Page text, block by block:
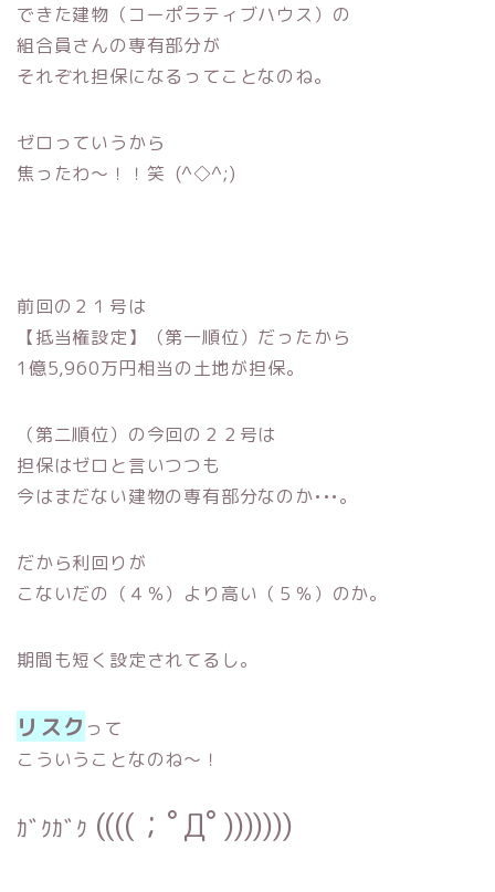
できた建物（コーポラティブハウス）の
組合員さんの専有部分が
それぞれ担保になるってことなのね。
ゼロっていうから
焦ったわ〜！！笑 (^◇^;)
前回の２１号は
【抵当権設定】（第一順位）だったから
1億5,960万円相当の土地が担保。
（第二順位）の今回の２２号は
担保はゼロと言いつつも
今はまだない建物の専有部分なのか•••。
だから利回りが
こないだの（４％）より高い（５％）のか。
期間も短く設定されてるし。
リスク って
こういうことなのね〜！
ｶﾞｸｶﾞｸ ((((；ﾟДﾟ)))))))